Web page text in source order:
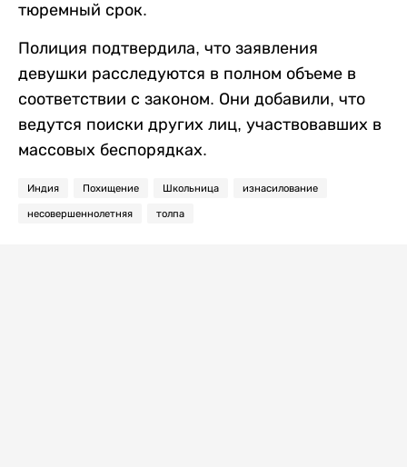
тюремный срок.
Полиция подтвердила, что заявления
девушки расследуются в полном объеме в
соответствии с законом. Они добавили, что
ведутся поиски других лиц, участвовавших в
массовых беспорядках.
Индия Похищение Школьница изнасилование
несовершеннолетняя толпа